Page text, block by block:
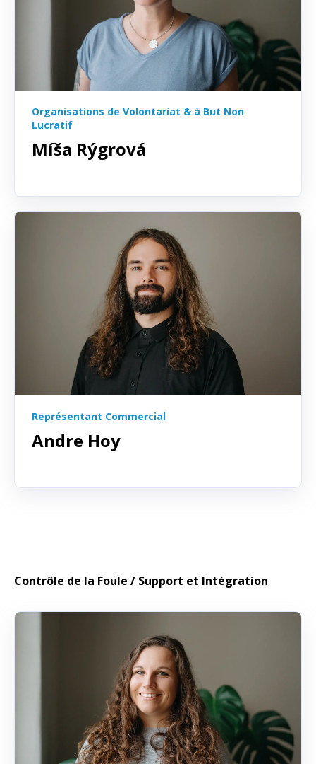
Organisations de Volontariat & à But Non
Lucratif
Míša Rýgrová
Représentant Commercial
Andre Hoy
Contrôle de la Foule / Support et Intégration